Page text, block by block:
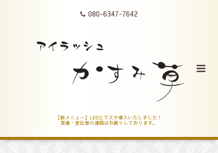
080-6347-7642
【新メニュー】LEDエクステ導入いたしました！
営業・宣伝等の連絡はお断りしております。